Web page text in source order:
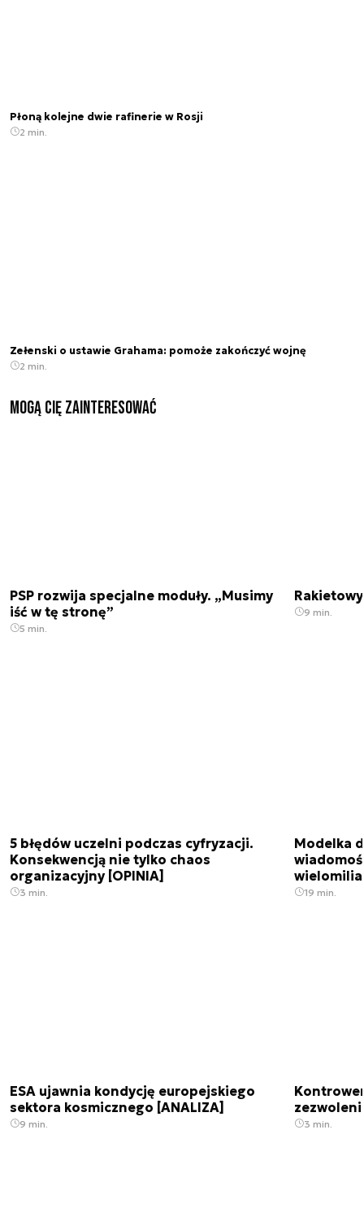
Płoną kolejne dwie rafinerie w Rosji
2 min.
Zełenski o ustawie Grahama: pomoże zakończyć wojnę
2 min.
Mogą Cię zainteresować
PSP rozwija specjalne moduły. „Musimy
iść w tę stronę”
5 min.
9 min.
5 błędów uczelni podczas cyfryzacji.
Konsekwencją nie tylko chaos
organizacyjny [OPINIA]
3 min.
Modelka
19 min.
ESA ujawnia kondycję europejskiego
sektora kosmicznego [ANALIZA]
9 min. 3 min.